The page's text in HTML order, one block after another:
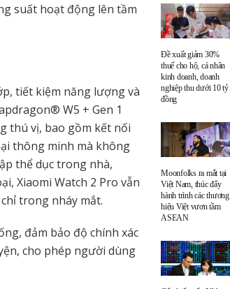
suất hoạt động lên tầm
tiết kiệm năng lượng và
W5 + Gen 1
thú vị, bao gồm kết nối
thông minh mà không
thể dục trong nhà,
Xiaomi Watch 2 Pro vẫn
trong nháy mắt.
đảm bảo độ chính xác
cho phép người dùng
Đề xuất giảm 30%
thuế cho hộ, cá nhân
kinh doanh, doanh
nghiệp thu dưới 10 tỷ
đồng
Moonfolks ra mắt tại
Việt Nam, thúc đẩy
hành trình các thương
hiệu Việt vươn tầm
ASEAN